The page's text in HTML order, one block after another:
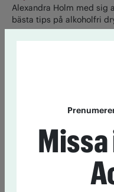
Alexandra Holm med sig
bästa tips på alkoholfri
majoritet vill skärpa